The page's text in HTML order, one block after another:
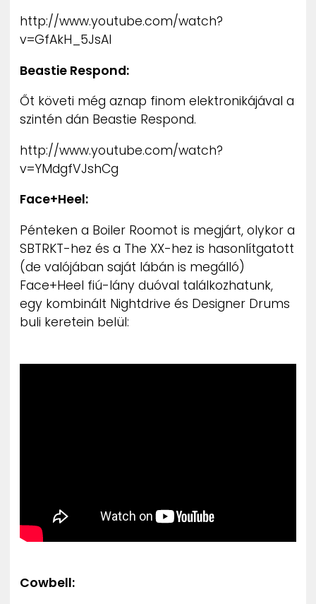
http://www.youtube.com/watch?
v=GfAkH_5JsAI
Beastie Respond:
Őt követi még aznap finom elektronikájával a
szintén dán Beastie Respond.
http://www.youtube.com/watch?
v=YMdgfVJshCg
Face+Heel:
Pénteken a Boiler Roomot is megjárt, olykor a
SBTRKT-hez és a The XX-hez is hasonlítgatott
(de valójában saját lábán is megálló)
Face+Heel fiú-lány duóval találkozhatunk,
egy kombinált Nightdrive és Designer Drums
buli keretein belül:
Cowbell: